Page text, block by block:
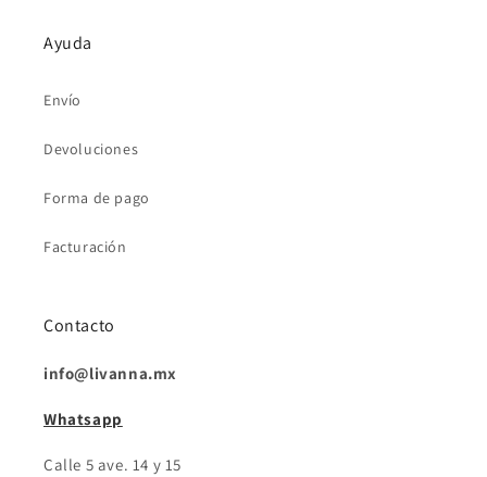
Ayuda
Envío
Devoluciones
Forma de pago
Facturación
Contacto
info@livanna.mx
Whatsapp
Calle 5 ave. 14 y 15